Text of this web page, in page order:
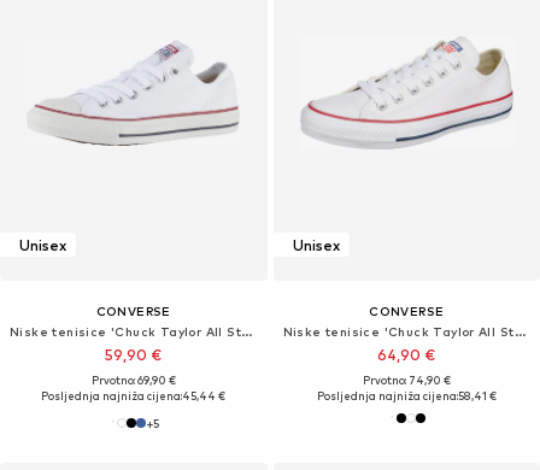
Unisex
CONVERSE
Niske tenisice 'Chuck Taylor All Star Classic'
59,90 €
Prvotno: 69,90 €
Posljednja najniža cijena:45,44 €
+5
Unisex
CONVERSE
Niske tenisice 'Chuck Taylor All Star Leather'
64,90 €
Prvotno: 74,90 €
Posljednja najniža cijena:58,41 €